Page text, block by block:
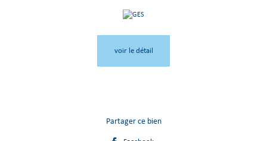
voir le détail
Partager ce bien